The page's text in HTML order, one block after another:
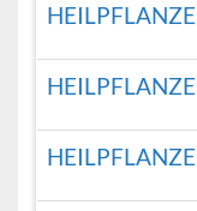
HEILPFLANZE
HEILPFLANZE
HEILPFLANZE